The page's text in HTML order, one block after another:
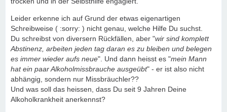
Leider erkenne ich auf Grund der etwas eigenartigen
Schreibweise ( :sorry: ) nicht genau, welche Hilfe Du suchst.
Du schreibst von diversern Rückfällen, aber "wir sind komplett
Abstinenz, arbeiten jeden tag daran es zu bleiben und belegen
es immer wieder aufs neue". Und dann heisst es "mein Mann
hat ein paar Alkoholmissbrauche ausgeübt" - er ist also nicht
abhängig, sondern nur Missbräuchler??
Und was soll das heissen, dass Du seit 9 Jahren Deine
Alkoholkrankheit anerkennst?